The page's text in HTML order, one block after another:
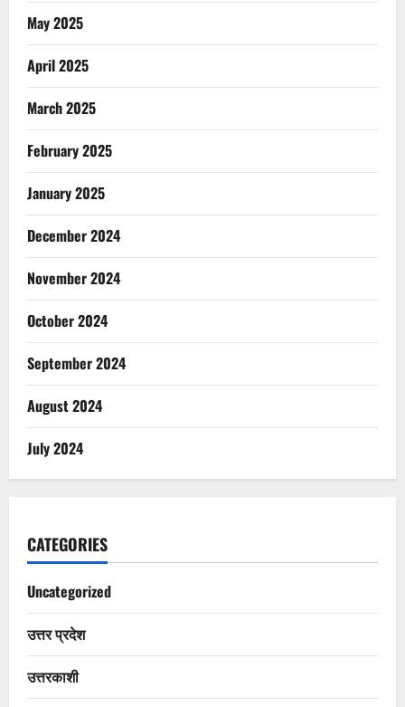
May 2025
April 2025
March 2025
February 2025
January 2025
December 2024
November 2024
October 2024
September 2024
August 2024
July 2024
CATEGORIES
Uncategorized
उत्तर प्रदेश
उत्तरकाशी